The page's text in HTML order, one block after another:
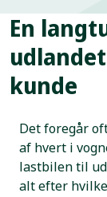
En
kunde
Det foregår
af hvert i
lastbilen til
alt efter